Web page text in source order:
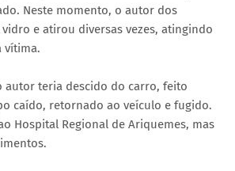
Neste momento, o autor dos
e atirou diversas vezes, atingindo
vítima.
autor teria descido do carro, feito
caído, retornado ao veículo e fugido.
Hospital Regional de Ariquemes, mas